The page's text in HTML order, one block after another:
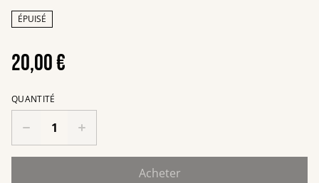
ÉPUISÉ
20,00 €
QUANTITÉ
Acheter